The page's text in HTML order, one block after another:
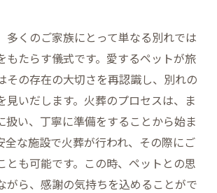
多くのご家族にとって単なる別れでは
もたらす儀式です。愛するペットが旅
その存在の大切さを再認識し、別れの
見いだします。火葬のプロセスは、ま
扱い、丁寧に準備をすることから始ま
全な施設で火葬が行われ、その際にご
とも可能です。この時、ペットとの思
がら、感謝の気持ちを込めることがで